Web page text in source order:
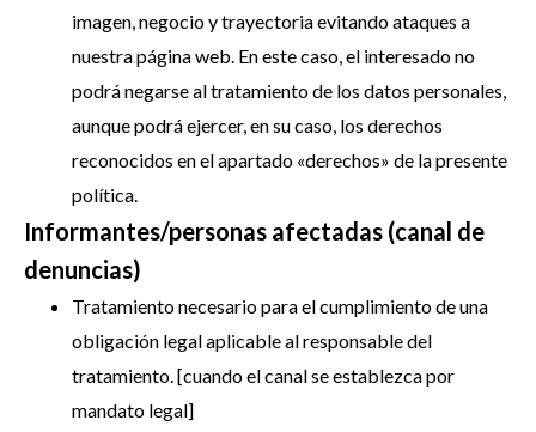
imagen, negocio y trayectoria evitando ataques a
nuestra página web. En este caso, el interesado no
podrá negarse al tratamiento de los datos personales,
aunque podrá ejercer, en su caso, los derechos
reconocidos en el apartado «derechos» de la presente
política.
Informantes/personas afectadas (canal de
denuncias)
Tratamiento necesario para el cumplimiento de una
obligación legal aplicable al responsable del
tratamiento. [cuando el canal se establezca por
mandato legal]